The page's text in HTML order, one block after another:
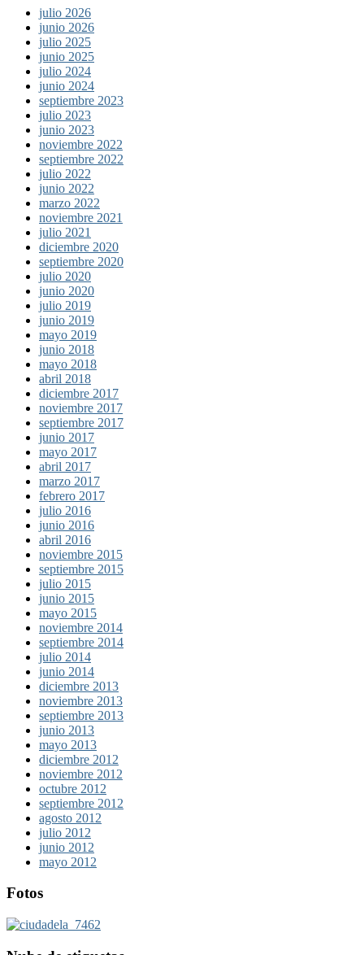
julio 2026
junio 2026
julio 2025
junio 2025
julio 2024
junio 2024
septiembre 2023
julio 2023
junio 2023
noviembre 2022
septiembre 2022
julio 2022
junio 2022
marzo 2022
noviembre 2021
julio 2021
diciembre 2020
septiembre 2020
julio 2020
junio 2020
julio 2019
junio 2019
mayo 2019
junio 2018
mayo 2018
abril 2018
diciembre 2017
noviembre 2017
septiembre 2017
junio 2017
mayo 2017
abril 2017
marzo 2017
febrero 2017
julio 2016
junio 2016
abril 2016
noviembre 2015
septiembre 2015
julio 2015
junio 2015
mayo 2015
noviembre 2014
septiembre 2014
julio 2014
junio 2014
diciembre 2013
noviembre 2013
septiembre 2013
junio 2013
mayo 2013
diciembre 2012
noviembre 2012
octubre 2012
septiembre 2012
agosto 2012
julio 2012
junio 2012
mayo 2012
Fotos